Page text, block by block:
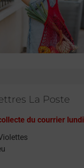
La Poste
du courrier lundi